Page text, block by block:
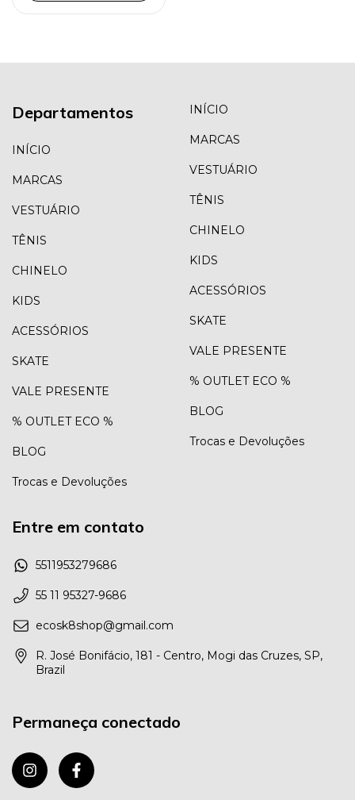
Departamentos
INÍCIO
MARCAS
VESTUÁRIO
TÊNIS
CHINELO
KIDS
ACESSÓRIOS
SKATE
VALE PRESENTE
% OUTLET ECO %
BLOG
Trocas e Devoluções
INÍCIO
MARCAS
VESTUÁRIO
TÊNIS
CHINELO
KIDS
ACESSÓRIOS
SKATE
VALE PRESENTE
% OUTLET ECO %
BLOG
Trocas e Devoluções
Entre em contato
5511953279686
55 11 95327-9686
ecosk8shop@gmail.com
R. José Bonifácio, 181 - Centro, Mogi das Cruzes, SP,
Brazil
Permaneça conectado